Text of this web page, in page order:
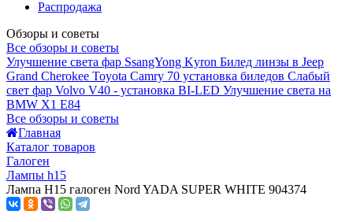
Распродажа
Обзоры и советы
Все обзоры и советы
Улучшение света фар SsangYong Kyron Билед линзы в Jeep
Grand Cherokee Toyota Camry 70 установка биледов Слабый
свет фар Volvo V40 - установка BI-LED Улучшение света на
BMW X1 E84
Все обзоры и советы
Главная
Каталог товаров
Галоген
Лампы h15
Лампа H15 галоген Nord YADA SUPER WHITE 904374